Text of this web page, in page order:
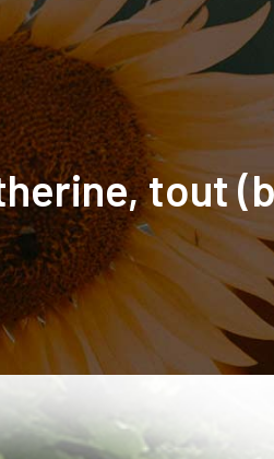
Créations Entretien
tout